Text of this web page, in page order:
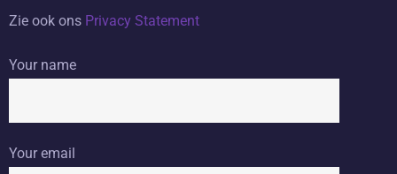
Zie ook ons Privacy Statement
Your name
Your email